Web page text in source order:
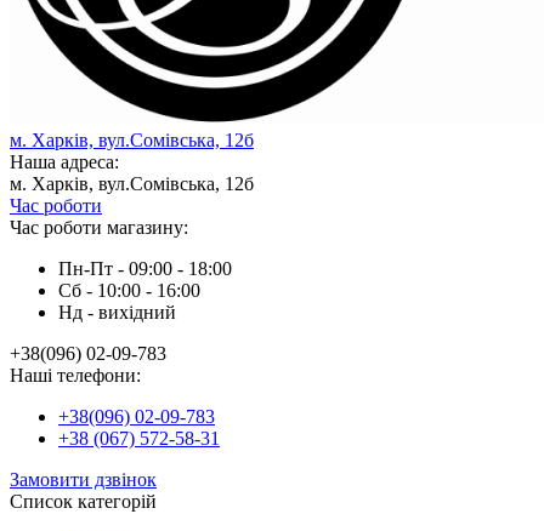
м. Харків, вул.Сомівська, 12б
Наша адреса:
м. Харків, вул.Сомівська, 12б
Час роботи
Час роботи магазину:
Пн-Пт - 09:00 - 18:00
Сб - 10:00 - 16:00
Нд - вихiдний
+38(096) 02-09-783
Наші телефони:
+38(096) 02-09-783
+38 (067) 572-58-31
Замовити дзвінок
Список категорій